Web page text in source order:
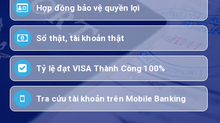
Hợp đồng bảo vệ quyền lợi
Sổ thật, tài khoản thật
Tỷ lệ đạt VISA Thành Công 100%
Tra cứu tài khoản trên Mobile Banking